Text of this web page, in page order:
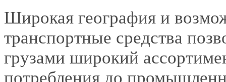
Широкая география и
транспортные средства
грузами широкий
потребления до